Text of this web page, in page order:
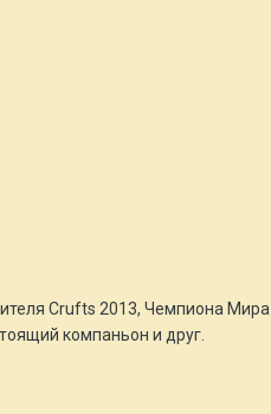
Crufts 2013, Чемпиона
компаньон и друг.